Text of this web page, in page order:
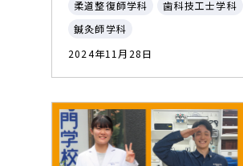
柔道整復師学科
歯科技工士学科
鍼灸師学科
2024年11月28日